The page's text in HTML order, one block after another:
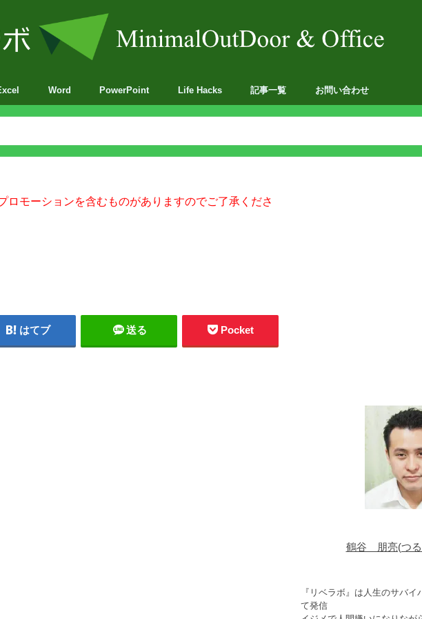
Word PowerPoint Life Hacks 記事一覧 お問い合わせ
モーションを含むものがありますのでご了承くださ
はてブ 送る Pocket
鶴谷 朋亮(つ
『リベラボ』は人生のサバ
て発信